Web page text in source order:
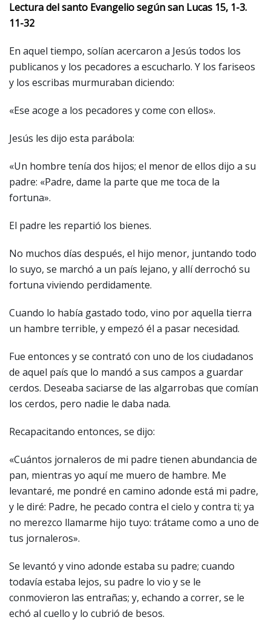
Lectura del santo Evangelio según san Lucas 15, 1-3.
11-32
En aquel tiempo, solían acercaron a Jesús todos los
publicanos y los pecadores a escucharlo. Y los fariseos
y los escribas murmuraban diciendo:
«Ese acoge a los pecadores y come con ellos».
Jesús les dijo esta parábola:
«Un hombre tenía dos hijos; el menor de ellos dijo a su
padre: «Padre, dame la parte que me toca de la
fortuna».
El padre les repartió los bienes.
No muchos días después, el hijo menor, juntando todo
lo suyo, se marchó a un país lejano, y allí derrochó su
fortuna viviendo perdidamente.
Cuando lo había gastado todo, vino por aquella tierra
un hambre terrible, y empezó él a pasar necesidad.
Fue entonces y se contrató con uno de los ciudadanos
de aquel país que lo mandó a sus campos a guardar
cerdos. Deseaba saciarse de las algarrobas que comían
los cerdos, pero nadie le daba nada.
Recapacitando entonces, se dijo:
«Cuántos jornaleros de mi padre tienen abundancia de
pan, mientras yo aquí me muero de hambre. Me
levantaré, me pondré en camino adonde está mi padre,
y le diré: Padre, he pecado contra el cielo y contra ti; ya
no merezco llamarme hijo tuyo: trátame como a uno de
tus jornaleros».
Se levantó y vino adonde estaba su padre; cuando
todavía estaba lejos, su padre lo vio y se le
conmovieron las entrañas; y, echando a correr, se le
echó al cuello y lo cubrió de besos.